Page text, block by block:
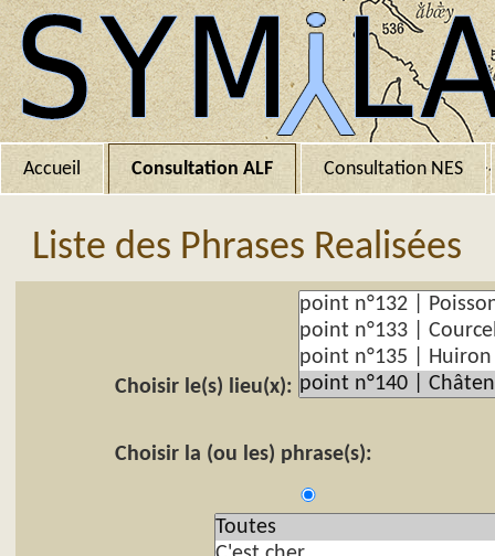
Accueil Consultation ALF Consultation NES
Liste des Phrases Realisées
Choisir le(s) lieu(x):
Choisir la (ou les) phrase(s):